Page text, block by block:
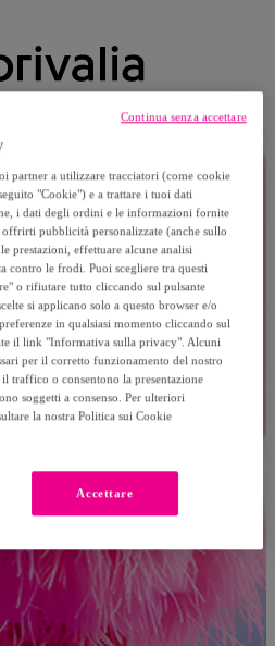
partner a utilizzare tracciatori (come cookie
"Cookie") e a trattare i tuoi dati
i dati degli ordini e le informazioni fornite
pubblicità personalizzate (anche sullo
prestazioni, effettuare alcune analisi
contro le frodi. Puoi scegliere tra questi
o rifiutare tutto cliccando sul pulsante
si applicano solo a questo browser e/o
in qualsiasi momento cliccando sul
il link "Informativa sulla privacy". Alcuni
per il corretto funzionamento del nostro
traffico o consentono la presentazione
soggetti a consenso. Per ulteriori
la nostra Politica sui Cookie
Accettare
Continua senza accettare